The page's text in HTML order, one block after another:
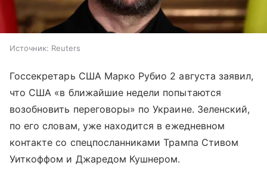
Источник: Reuters
Госсекретарь США Марко Рубио 2 августа заявил,
что США «в ближайшие недели попытаются
возобновить переговоры» по Украине. Зеленский,
по его словам, уже находится в ежедневном
контакте со спецпосланниками Трампа Стивом
Уиткоффом и Джаредом Кушнером.